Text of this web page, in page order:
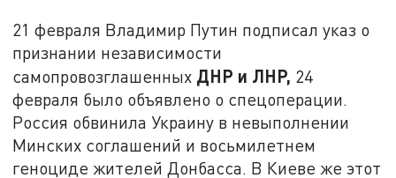
21 февраля Владимир Путин подписал указ о
признании независимости
самопровозглашенных ДНР и ЛНР, 24
февраля было объявлено о спецоперации.
Россия обвинила Украину в невыполнении
Минских соглашений и восьмилетнем
геноциде жителей Донбасса. В Киеве же этот